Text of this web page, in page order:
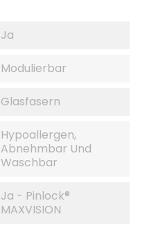
Ja
Modulierbar
Glasfasern
Hypoallergen,
Abnehmbar Und
Waschbar
Ja - Pinlock®
MAXVISION